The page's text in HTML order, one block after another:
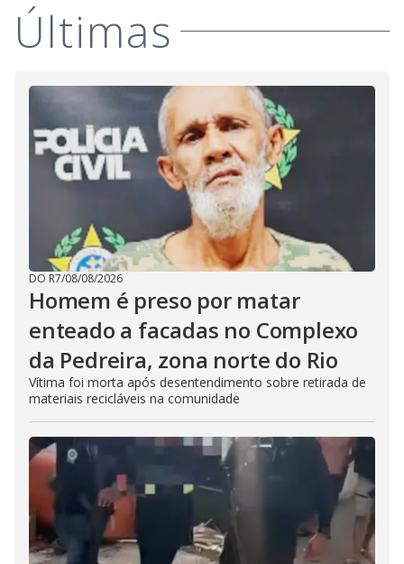
Últimas
DO R7/08/08/2026
Homem é preso por matar
enteado a facadas no Complexo
da Pedreira, zona norte do Rio
Vítima foi morta após desentendimento sobre retirada de
materiais recicláveis na comunidade